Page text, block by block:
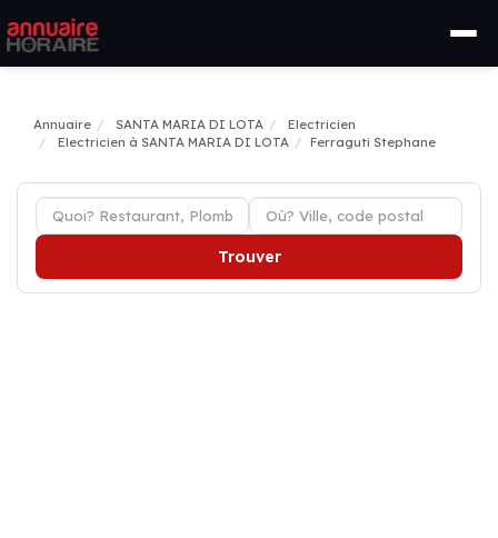
Annuaire SANTA MARIA DI LOTA
Electricien
Electricien à SANTA MARIA DI LOTA
Ferraguti Stephane
Trouver